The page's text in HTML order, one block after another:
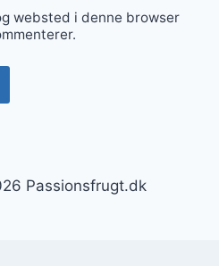
websted i denne browser
Passionsfrugt.dk